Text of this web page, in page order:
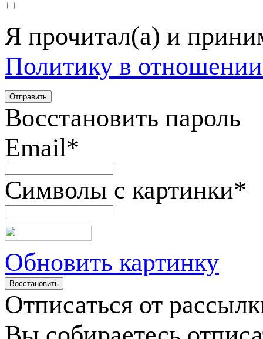
Я прочитал(а) и
Политику в
Восстановить пароль
Email*
Символы с картинки*
Обновить картинку
Отписаться от